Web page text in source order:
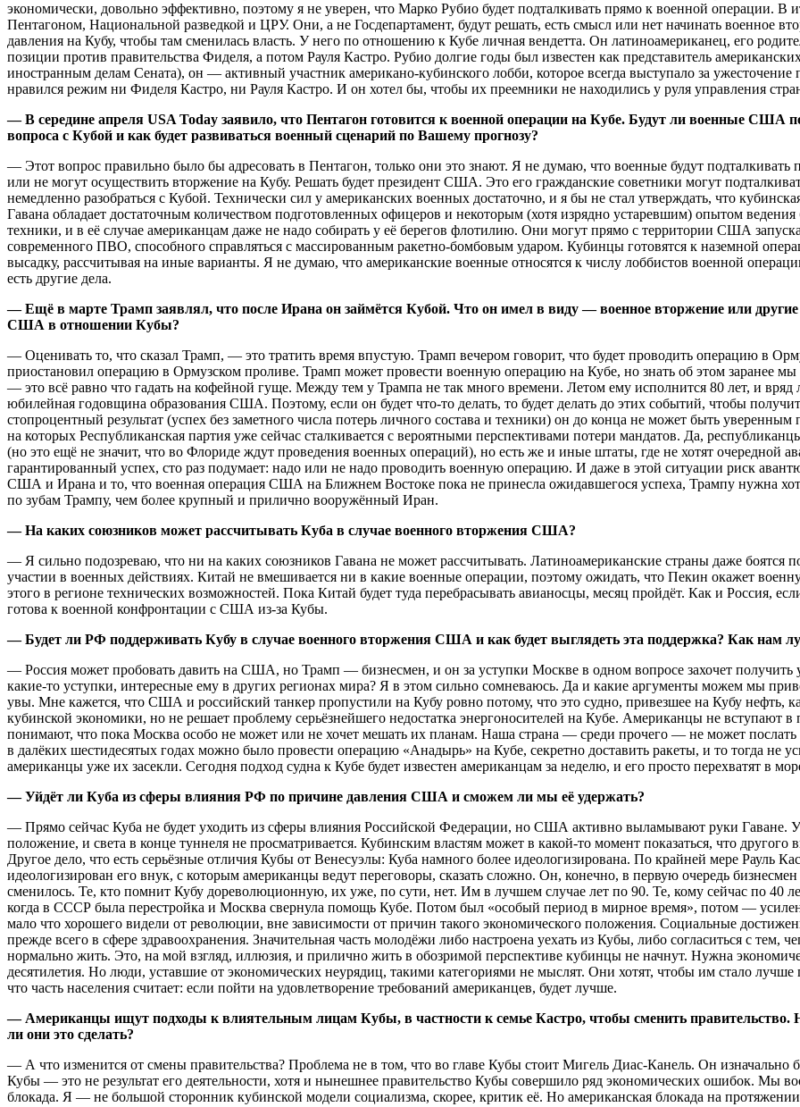
экономически, довольно эффективно, поэтому я не уверен, что Марко Рубио будет подталкивать прямо к военной операции. В
Пентагоном, Национальной разведкой и ЦРУ. Они, а не Госдепартамент, будут решать, есть смысл или нет начинать военное
давления на Кубу, чтобы там сменилась власть. У него по отношению к Кубе личная вендетта. Он латиноамериканец, его
позиции против правительства Фиделя, а потом Рауля Кастро. Рубио долгие годы был известен как представитель
иностранным делам Сената), он — активный участник американо-кубинского лобби, которое всегда выступало за
нравился режим ни Фиделя Кастро, ни Рауля Кастро. И он хотел бы, чтобы их преемники не находились у руля управления
— В середине апреля USA Today заявило, что Пентагон готовится к военной операции на Кубе. Будут ли военные США
вопроса с Кубой и как будет развиваться военный сценарий по Вашему прогнозу?
— Этот вопрос правильно было бы адресовать в Пентагон, только они это знают. Я не думаю, что военные будут подталкивать
или не могут осуществить вторжение на Кубу. Решать будет президент США. Это его гражданские советники могут
немедленно разобраться с Кубой. Технически сил у американских военных достаточно, и я бы не стал утверждать, что
Гавана обладает достаточным количеством подготовленных офицеров и некоторым (хотя изрядно устаревшим) опытом
техники, и в её случае американцам даже не надо собирать у её берегов флотилию. Они могут прямо с территории США
современного ПВО, способного справляться с массированным ракетно-бомбовым ударом. Кубинцы готовятся к наземной
высадку, рассчитывая на иные варианты. Я не думаю, что американские военные относятся к числу лоббистов военной
есть другие дела.
— Ещё в марте Трамп заявлял, что после Ирана он займётся Кубой. Что он имел в виду — военное вторжение или другие
США в отношении Кубы?
— Оценивать то, что сказал Трамп, — это тратить время впустую. Трамп вечером говорит, что будет проводить операцию в
приостановил операцию в Ормузском проливе. Трамп может провести военную операцию на Кубе, но знать об этом заранее
— это всё равно что гадать на кофейной гуще. Между тем у Трампа не так много времени. Летом ему исполнится 80 лет, и
юбилейная годовщина образования США. Поэтому, если он будет что-то делать, то будет делать до этих событий, чтобы
стопроцентный результат (успех без заметного числа потерь личного состава и техники) он до конца не может быть
на которых Республиканская партия уже сейчас сталкивается с вероятными перспективами потери мандатов. Да,
(но это ещё не значит, что во Флориде ждут проведения военных операций), но есть же и иные штаты, где не хотят очередной
гарантированный успех, сто раз подумает: надо или не надо проводить военную операцию. И даже в этой ситуации риск
США и Ирана и то, что военная операция США на Ближнем Востоке пока не принесла ожидавшегося успеха, Трампу нужна хоть
по зубам Трампу, чем более крупный и прилично вооружённый Иран.
— На каких союзников может рассчитывать Куба в случае военного вторжения США?
— Я сильно подозреваю, что ни на каких союзников Гавана не может рассчитывать. Латиноамериканские страны даже боятся
участии в военных действиях. Китай не вмешивается ни в какие военные операции, поэтому ожидать, что Пекин окажет
этого в регионе технических возможностей. Пока Китай будет туда перебрасывать авианосцы, месяц пройдёт. Как и Россия,
готова к военной конфронтации с США из-за Кубы.
— Будет ли РФ поддерживать Кубу в случае военного вторжения США и как будет выглядеть эта поддержка? Как нам
— Россия может пробовать давить на США, но Трамп — бизнесмен, и он за уступки Москве в одном вопросе захочет получить
какие-то уступки, интересные ему в других регионах мира? Я в этом сильно сомневаюсь. Да и какие аргументы можем мы
увы. Мне кажется, что США и российский танкер пропустили на Кубу ровно потому, что это судно, привезшее на Кубу нефть,
кубинской экономики, но не решает проблему серьёзнейшего недостатка энергоносителей на Кубе. Американцы не
понимают, что пока Москва особо не может или не хочет мешать их планам. Наша страна — среди прочего — не может послать
в далёких шестидесятых годах можно было провести операцию «Анадырь» на Кубе, секретно доставить ракеты, и то тогда не
американцы уже их засекли. Сегодня подход судна к Кубе будет известен американцам за неделю, и его просто перехватят в
— Уйдёт ли Куба из сферы влияния РФ по причине давления США и сможем ли мы её удержать?
— Прямо сейчас Куба не будет уходить из сферы влияния Российской Федерации, но США активно выламывают руки Гаване.
положение, и света в конце туннеля не просматривается. Кубинским властям может в какой-то момент показаться, что
Другое дело, что есть серьёзные отличия Кубы от Венесуэлы: Куба намного более идеологизирована. По крайней мере Рауль
идеологизирован его внук, с которым американцы ведут переговоры, сказать сложно. Он, конечно, в первую очередь
сменилось. Те, кто помнит Кубу дореволюционную, их уже, по сути, нет. Им в лучшем случае лет по 90. Те, кому сейчас по 40
когда в СССР была перестройка и Москва свернула помощь Кубе. Потом был «особый период в мирное время», потом —
мало что хорошего видели от революции, вне зависимости от причин такого экономического положения. Социальные
прежде всего в сфере здравоохранения. Значительная часть молодёжи либо настроена уехать из Кубы, либо согласиться с
нормально жить. Это, на мой взгляд, иллюзия, и прилично жить в обозримой перспективе кубинцы не начнут. Нужна
десятилетия. Но люди, уставшие от экономических неурядиц, такими категориями не мыслят. Они хотят, чтобы им стало
что часть населения считает: если пойти на удовлетворение требований американцев, будет лучше.
— Американцы ищут подходы к влиятельным лицам Кубы, в частности к семье Кастро, чтобы сменить
ли они это сделать?
— А что изменится от смены правительства? Проблема не в том, что во главе Кубы стоит Мигель Диас-Канель. Он
Кубы — это не результат его деятельности, хотя и нынешнее правительство Кубы совершило ряд экономических ошибок. Мы
блокада. Я — не большой сторонник кубинской модели социализма, скорее, критик её. Но американская блокада на